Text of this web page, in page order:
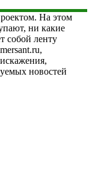
На этом
ни какие
собой ленту
новостей